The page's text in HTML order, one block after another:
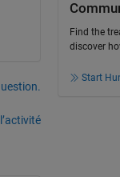
Find the
discover
Start